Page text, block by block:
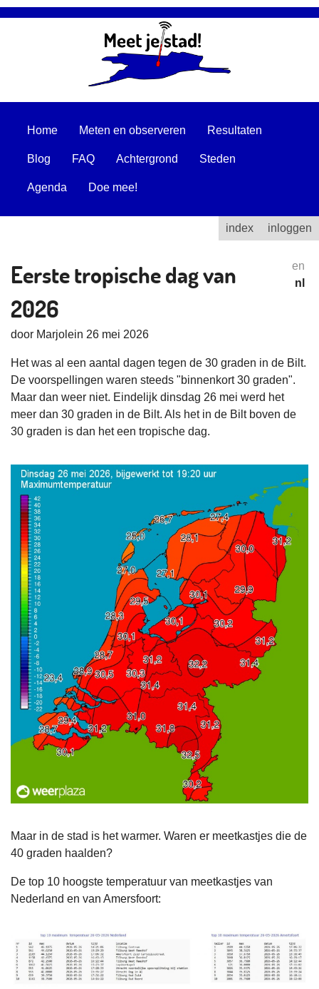
Home Meten en observeren Resultaten
Blog FAQ Achtergrond Steden
Agenda Doe mee!
index inloggen
Eerste tropische dag van
2026
en
nl
door Marjolein 26 mei 2026
Het was al een aantal dagen tegen de 30 graden in de Bilt.
De voorspellingen waren steeds "binnenkort 30 graden".
Maar dan weer niet. Eindelijk dinsdag 26 mei werd het
meer dan 30 graden in de Bilt. Als het in de Bilt boven de
30 graden is dan het een tropische dag.
Maar in de stad is het warmer. Waren er meetkastjes die de
40 graden haalden?
De top 10 hoogste temperatuur van meetkastjes van
Nederland en van Amersfoort: